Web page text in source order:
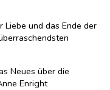
Liebe und das Ende der
Neues über die
Enright